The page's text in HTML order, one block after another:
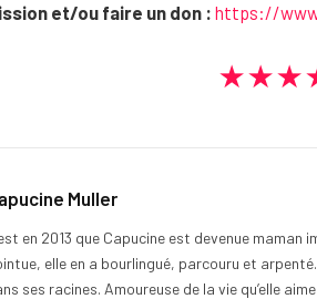
et/ou faire un don : https://
Muller
en 2013 que Capucine est devenue
elle en a bourlingué, parcouru et
ses racines. Amoureuse de la vie qu’elle